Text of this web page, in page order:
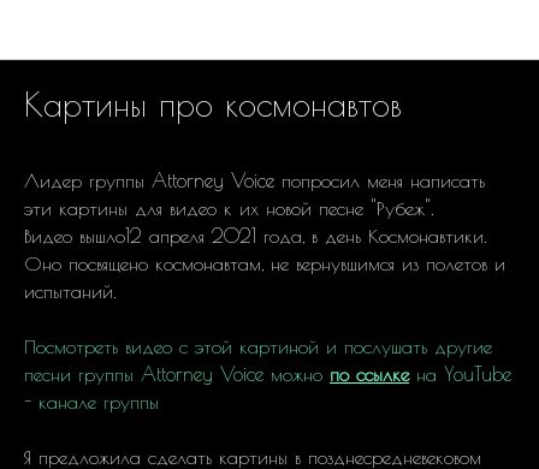
Картины про космонавтов
Лидер группы Attorney Voice попросил меня написать
эти картины для видео к их новой песне "Рубеж".
Видео вышло12 апреля 2021 года, в день Космонавтики.
Оно посвящено космонавтам, не вернувшимся из полетов и
испытаний.
Посмотреть видео с этой картиной и послушать другие
песни группы Attorney Voice можно по ссылкена YouTube
- канале группы
Я предложила сделать картины в позднесредневековом